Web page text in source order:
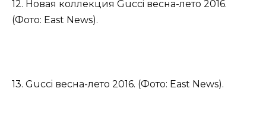
12. Новая коллекция Gucci весна-лето 2016.
(Фото: East News).
13. Gucci весна-лето 2016. (Фото: East News).